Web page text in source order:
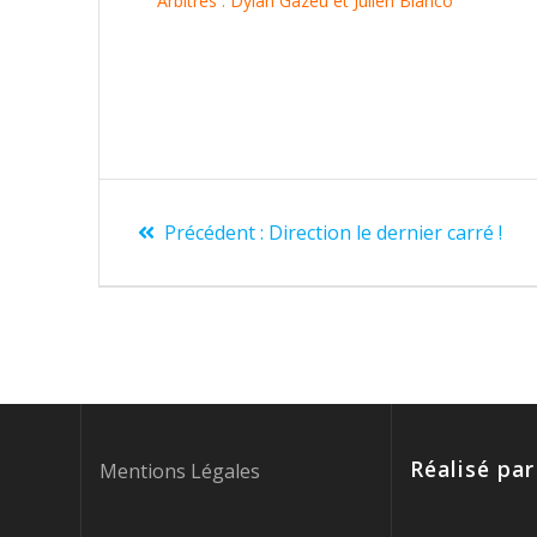
Précédent : Article
:
Direction le dernier carré !
Mentions Légales Réalisé par